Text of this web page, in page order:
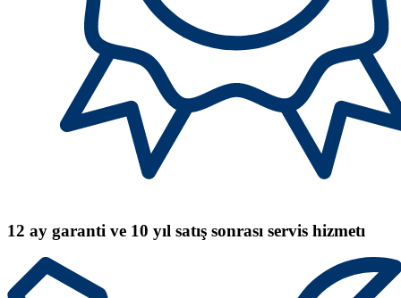
12 ay garanti ve 10 yıl satış sonrası servis hizmetı